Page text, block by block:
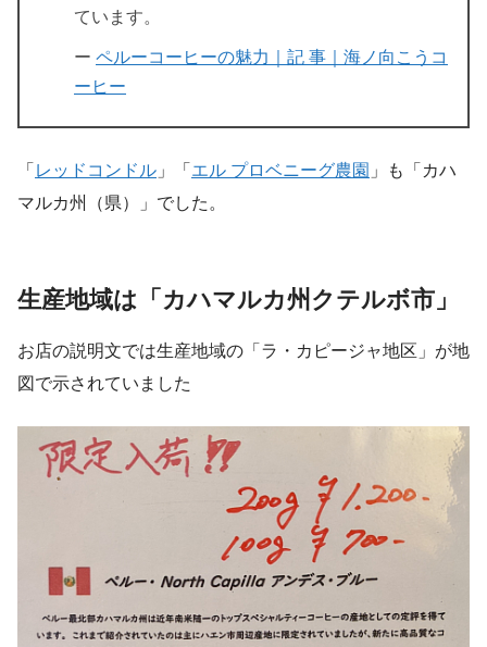
ています。
ー ペルーコーヒーの魅力｜記 事｜海ノ向こうコ
ーヒー
「 レッドコンドル 」「 エル プロベニーグ農園 」も「カハ
マルカ州（県）」でした。
生産地域は「カハマルカ州クテルボ市」
お店の説明文では生産地域の「ラ・カピージャ地区」が地
図で示されていました